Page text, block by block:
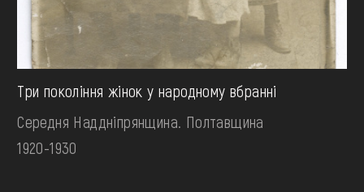
Три покоління жінок у народному вбранні
Середня Наддніпрянщина. Полтавщина
1920-1930